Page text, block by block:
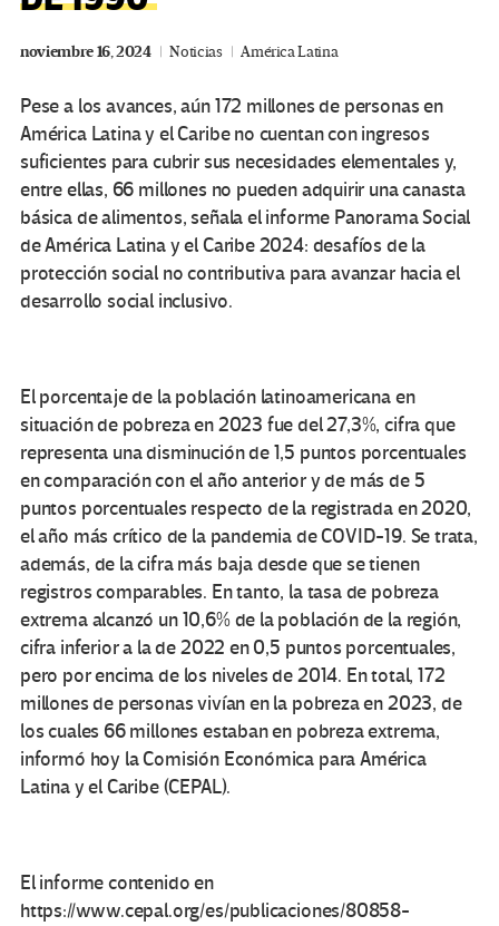
noviembre 16, 2024 Noticias América Latina
Pese a los avances, aún 172 millones de personas en
América Latina y el Caribe no cuentan con ingresos
suficientes para cubrir sus necesidades elementales y,
entre ellas, 66 millones no pueden adquirir una canasta
básica de alimentos, señala el informe Panorama Social
de América Latina y el Caribe 2024: desafíos de la
protección social no contributiva para avanzar hacia el
desarrollo social inclusivo.
El porcentaje de la población latinoamericana en
situación de pobreza en 2023 fue del 27,3%, cifra que
representa una disminución de 1,5 puntos porcentuales
en comparación con el año anterior y de más de 5
puntos porcentuales respecto de la registrada en 2020,
el año más crítico de la pandemia de COVID-19. Se trata,
además, de la cifra más baja desde que se tienen
registros comparables. En tanto, la tasa de pobreza
extrema alcanzó un 10,6% de la población de la región,
cifra inferior a la de 2022 en 0,5 puntos porcentuales,
pero por encima de los niveles de 2014. En total, 172
millones de personas vivían en la pobreza en 2023, de
los cuales 66 millones estaban en pobreza extrema,
informó hoy la Comisión Económica para América
Latina y el Caribe (CEPAL).
El informe contenido en
https://www.cepal.org/es/publicaciones/80858-